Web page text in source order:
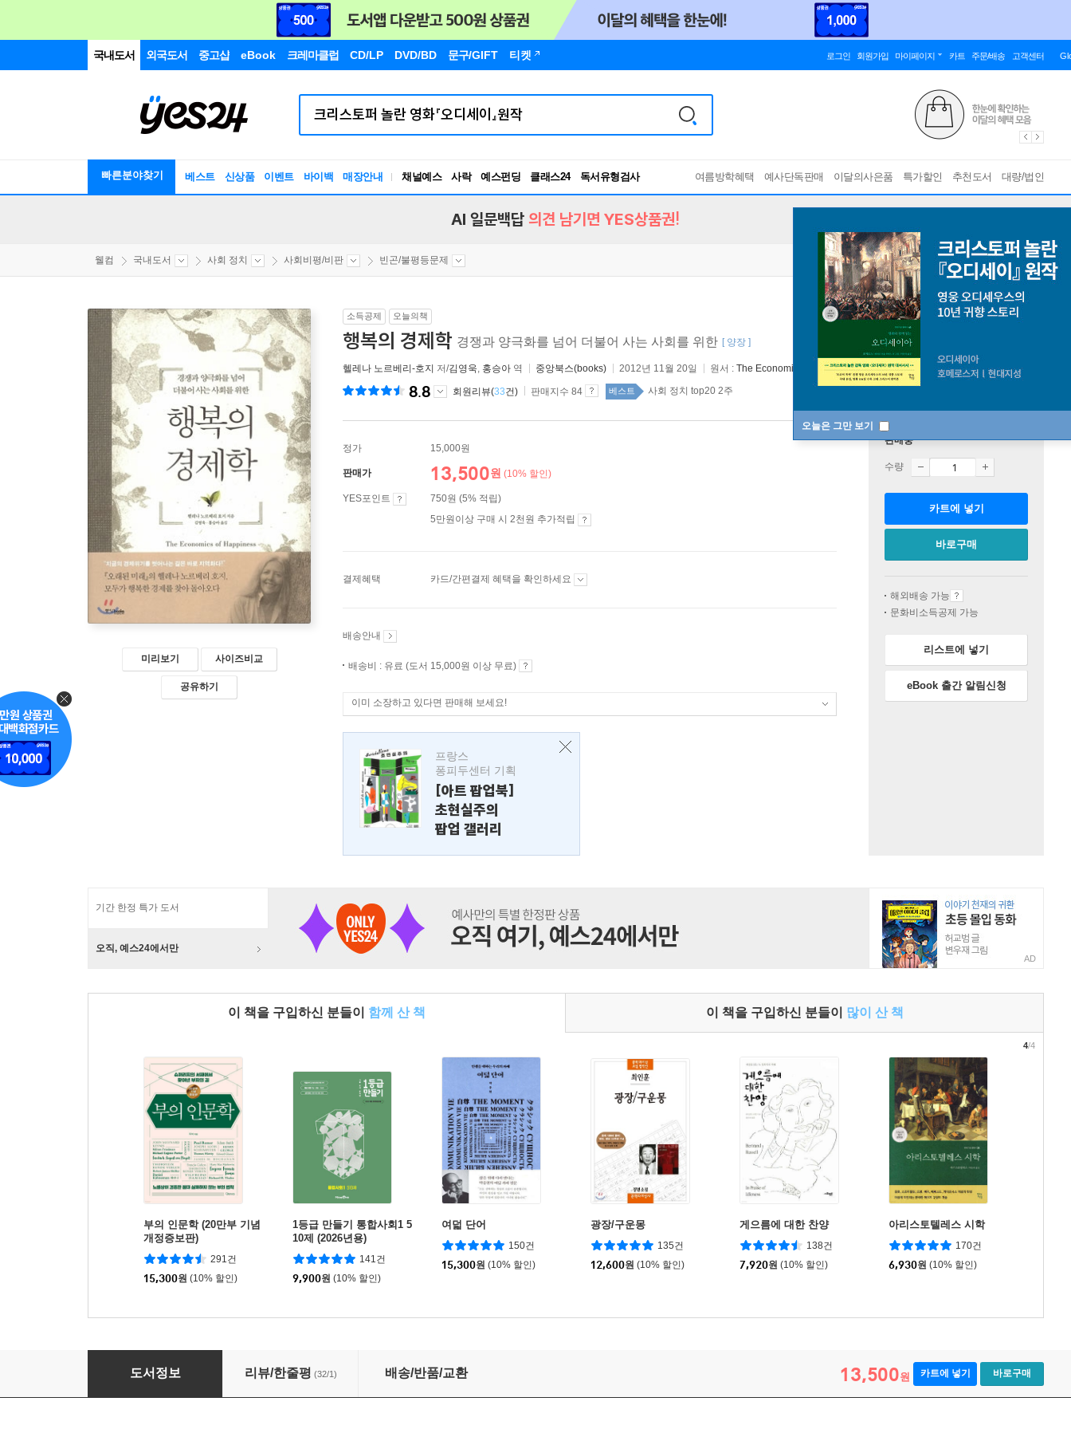
국내도서 외국도서 중고샵 eBook 크레마클럽 CD/LP DVD/BD 문구/GIFT 티켓 로그인 회원가입 마이페이지 카트 주문/배송 고객센터
빠른분야찾기 베스트 신상품 이벤트 바이백 매장안내 채널예스 사락 예스펀딩 클래스24
독서유형검사
RBTI Lab
여름방학혜택 예사단독판매 이달의사은품 특가할인 추천도서 대량/법인
오늘은 그만 보기
AI 일문백답 의견 남기면 YES상품권!
웰컴 국내도서 사회 정치 사회비평/비판 빈곤/불평등문제
미리보기 사이즈비교
공유하기
소득공제 오늘의책
행복의 경제학 경쟁과 양극화를 넘어 더불어 사는 사회를 위한 [ 양장 ]
헬레나 노르베리-호지 저/김영욱, 홍승아 역 중앙북스(books) 2012년 11월 20일 원서 : The Economics of Happiness
8.8 회원리뷰(33건) 판매지수 84 베스트 사회 정치 top20 2주
정가 15,000원
판매가 13,500원 (10% 할인)
YES포인트
750원 (5% 적립)
5만원이상 구매 시 2천원 추가적립
결제혜택 카드/간편결제 혜택을 확인하세요
배송안내
배송비 : 유료 (도서 15,000원 이상 무료)
이미 소장하고 있다면 판매해 보세요!
프랑스
퐁피두센터 기획
[아트 팝업북]
초현실주의
팝업 갤러리
판매중
수량
카트에 넣기
바로구매
해외배송 가능
문화비소득공제 가능
리스트에 넣기
eBook 출간 알림신청
기간 한정 특가 도서
오직, 예스24에서만
AD
이 책을 구입하신 분들이 함께 산 책 이 책을 구입하신 분들이 많이 산 책
부의 인문학 (20만부 기념
개정증보판)
291건
15,300원 (10% 할인)
1등급 만들기 통합사회1 5
10제 (2026년용)
141건
9,900원 (10% 할인)
여덟 단어
150건
15,300원 (10% 할인)
광장/구운몽
135건
12,600원 (10% 할인)
게으름에 대한 찬양
138건
7,920원 (10% 할인)
아리스토텔레스 시학
170건
6,930원 (10% 할인)
4/4
행복의 경제학
도서정보 리뷰/한줄평 (32/1) 배송/반품/교환 13,500원 카트에 넣기 바로구매